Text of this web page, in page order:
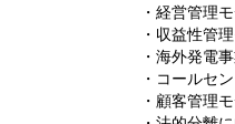
・経営管理
・収益性管
・海外発電
・コールセ
・顧客管理